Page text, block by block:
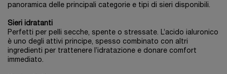
panoramica delle principali categorie e tipi di sieri disponibili.
Sieri idratanti
Perfetti per pelli secche, spente o stressate. L’acido ialuronico
è uno degli attivi principe, spesso combinato con altri
ingredienti per trattenere l’idratazione e donare comfort
immediato.